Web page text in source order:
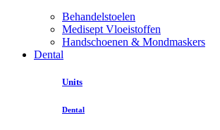
Behandelstoelen
Medisept Vloeistoffen
Handschoenen & Mondmaskers
Dental
Units
Dental